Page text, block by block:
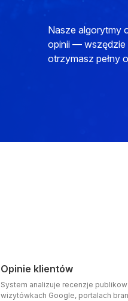
Nasze algorytmy
opinii — wszędzie
otrzymasz pełny
Opinie klientów
System analizuje recenzje
wizytówkach Google, portalach